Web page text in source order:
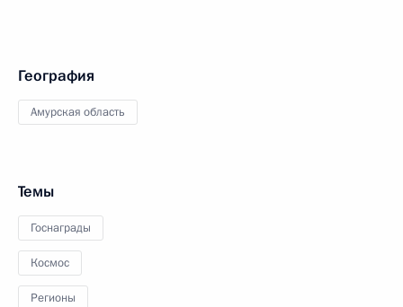
География
Амурская область
Темы
Госнаграды
Космос
Регионы